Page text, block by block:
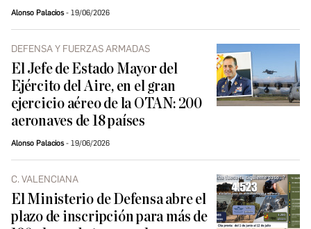
Alonso Palacios 19/06/2026
DEFENSA Y FUERZAS ARMADAS
El Jefe de Estado Mayor del
Ejército del Aire, en el gran
ejercicio aéreo de la OTAN: 200
aeronaves de 18 países
Alonso Palacios 19/06/2026
C. VALENCIANA
El Ministerio de Defensa abre el
plazo de inscripción para más de